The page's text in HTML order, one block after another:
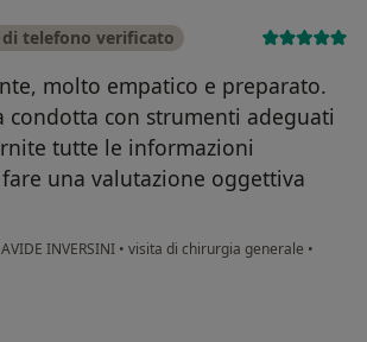
telefono verificato
molto empatico e preparato.
condotta con strumenti adeguati
tutte le informazioni
una valutazione oggettiva
INVERSINI • visita di chirurgia generale •
GG